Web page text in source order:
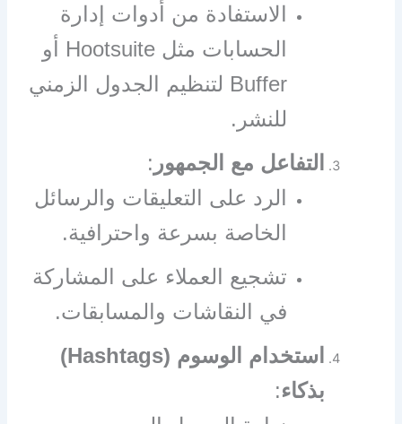
الاستفادة من أدوات إدارة
الحسابات مثل Hootsuite أو
Buffer لتنظيم الجدول الزمني
للنشر.
التفاعل مع الجمهور :
الرد على التعليقات والرسائل
الخاصة بسرعة واحترافية.
تشجيع العملاء على المشاركة
في النقاشات والمسابقات.
استخدام الوسوم (Hashtags)
بذكاء: